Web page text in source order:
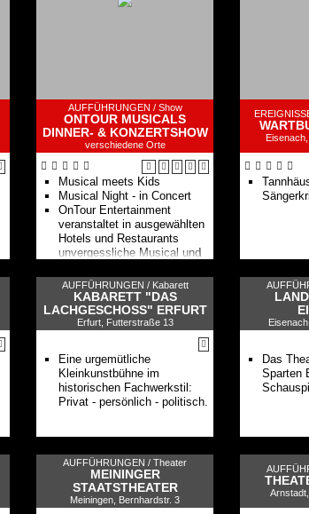
AUFFÜHRUNGEN / Show
ONTOUR MUSICALS
DINNER- & KONZERTSHOW
verschiedene Orte
Musical meets Kids
Musical Night - in Concert
OnTour Entertainment
veranstaltet in ausgewählten
Hotels und Restaurants
unvergessliche Musical und
Region Leipzig.
AUFFÜHRUNGEN / Kabarett
KABARETT "DAS
LACHGESCHOSS" ERFURT
Erfurt, Futterstraße 13
Eine urgemütliche
Kleinkunstbühne im
historischen Fachwerkstil:
Privat - persönlich - politisch.
Das
Sparten
AUFFÜHRUNGEN / Theater
MEININGER
STAATSTHEATER
Meiningen, Bernhardstr. 3